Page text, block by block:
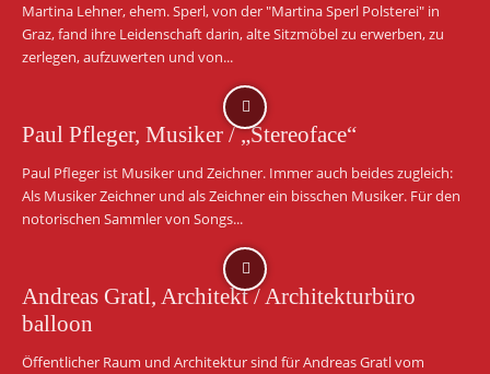
Martina Lehner, ehem. Sperl, von der "Martina Sperl Polsterei" in
Graz, fand ihre Leidenschaft darin, alte Sitzmöbel zu erwerben, zu
zerlegen, aufzuwerten und von...
Paul Pfleger, Musiker / „Stereoface“
Paul Pfleger ist Musiker und Zeichner. Immer auch beides zugleich:
Als Musiker Zeichner und als Zeichner ein bisschen Musiker. Für den
notorischen Sammler von Songs...
Andreas Gratl, Architekt / Architekturbüro
balloon
Öffentlicher Raum und Architektur sind für Andreas Gratl vom